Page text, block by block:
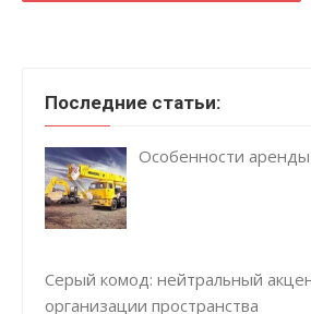
Последние статьи:
Особенности
Серый комод: нейтральный
организации пространства